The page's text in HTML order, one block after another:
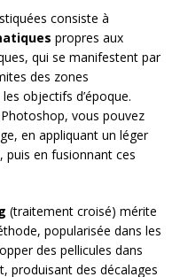
consiste à
propres aux
qui se manifestent par
des zones
objectifs d’époque.
vous pouvez
en appliquant un léger
puis en fusionnant ces
(traitement croisé) mérite
popularisée dans les
des pellicules dans
produisant des décalages